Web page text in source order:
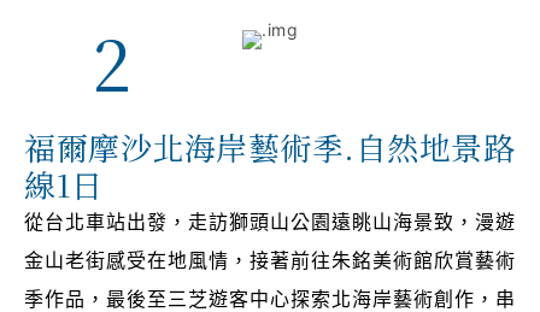
2
福爾摩沙北海岸藝術季.自然地景路
線1日
從台北車站出發，走訪獅頭山公園遠眺山海景致，漫遊
金山老街感受在地風情，接著前往朱銘美術館欣賞藝術
季作品，最後至三芝遊客中心探索北海岸藝術創作，串